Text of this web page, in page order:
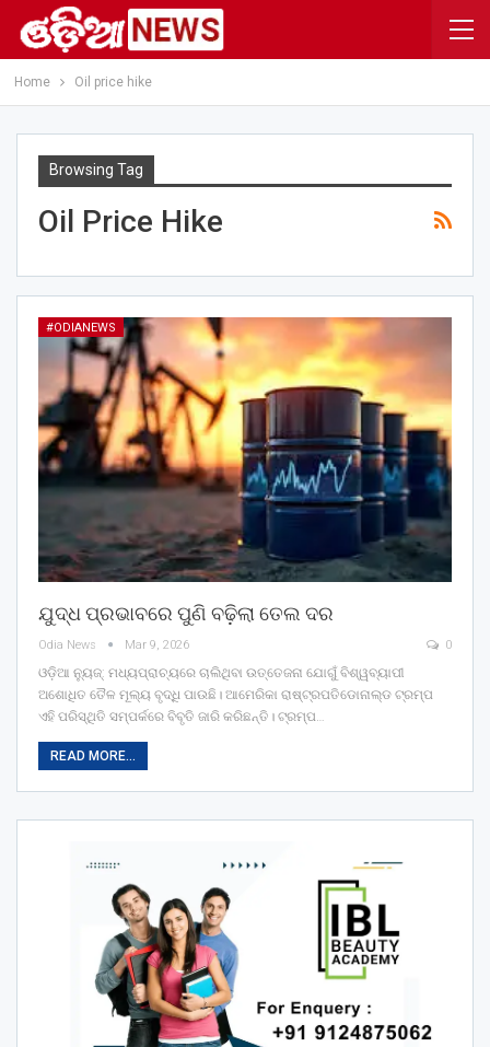
Home Oil price hike
Browsing Tag
Oil Price Hike
#ODIANEWS
ଯୁଦ୍ଧ ପ୍ରଭାବରେ ପୁଣି ବଢ଼ିଲା ତେଲ ଦର
Odia News Mar 9, 2026 0
ଓଡ଼ିଆ ନ୍ୟୁଜ୍: ମଧ୍ୟପ୍ରାଚ୍ୟରେ ଚାଲିଥିବା ଉତ୍ତେଜନା ଯୋଗୁଁ ବିଶ୍ୱବ୍ୟାପୀ
ଅଶୋଧିତ ତୈଳ ମୂଲ୍ୟ ବୃଦ୍ଧି ପାଉଛି। ଆମେରିକା ରାଷ୍ଟ୍ରପତିଡୋନାଲ୍ଡ ଟ୍ରମ୍ପ
ଏହି ପରିସ୍ଥିତି ସମ୍ପର୍କରେ ବିବୃତି ଜାରି କରିଛନ୍ତି। ଟ୍ରମ୍ପ…
READ MORE...